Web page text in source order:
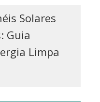
Solares
Guia
Limpa